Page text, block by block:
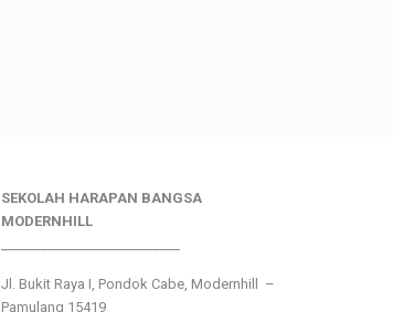
SEKOLAH HARAPAN BANGSA
MODERNHILL
Jl. Bukit Raya I, Pondok Cabe, Modernhill –
Pamulang 15419